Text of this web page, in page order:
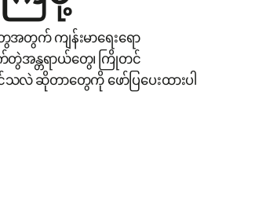
တွက် ကျန်းမာရေးရော
က်တွဲအန္တရာယ်တွေ၊ ကြိုတင်
ဆိုတာတွေကို ဖော်ပြပေးထားပါ